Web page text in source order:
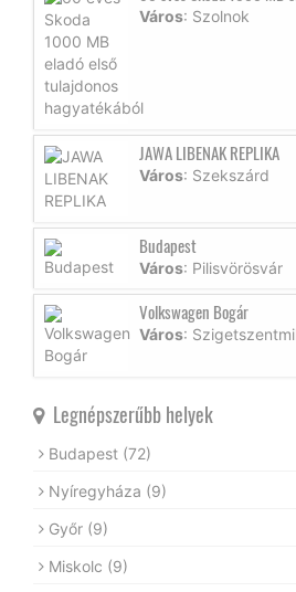
Város: Szolnok
JAWA LIBENAK REPLIKA
Város: Szekszárd
Budapest
Város: Pilisvörösvár
Volkswagen Bogár
Város:
Legnépszerűbb helyek
Budapest (72)
Nyíregyháza (9)
Győr (9)
Miskolc (9)